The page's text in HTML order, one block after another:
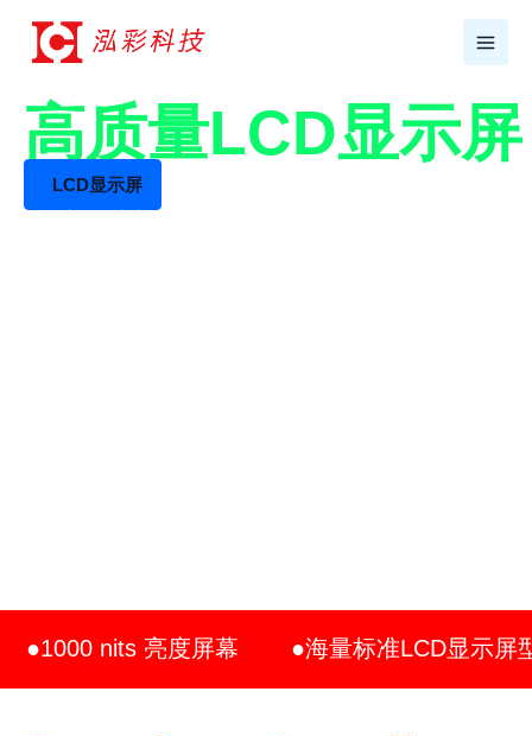
17年+专业LCD工厂
高质量LCD显示
LCD显示屏
●1000 nits 亮度屏幕 ●海量标准LCD显示屏